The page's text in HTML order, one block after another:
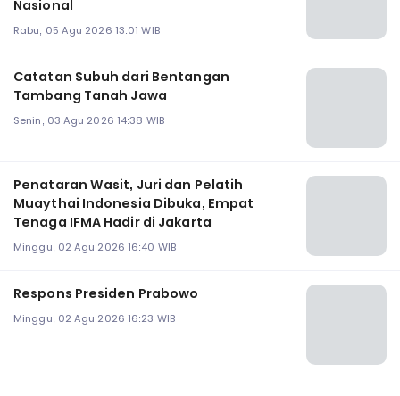
Nasional
Rabu, 05 Agu 2026 13:01 WIB
Catatan Subuh dari Bentangan
Tambang Tanah Jawa
Senin, 03 Agu 2026 14:38 WIB
Penataran Wasit, Juri dan Pelatih
Muaythai Indonesia Dibuka, Empat
Tenaga IFMA Hadir di Jakarta
Minggu, 02 Agu 2026 16:40 WIB
Respons Presiden Prabowo
Minggu, 02 Agu 2026 16:23 WIB